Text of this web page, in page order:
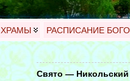
ХРАМЫ РАСПИСАНИЕ
Свято — Никольский